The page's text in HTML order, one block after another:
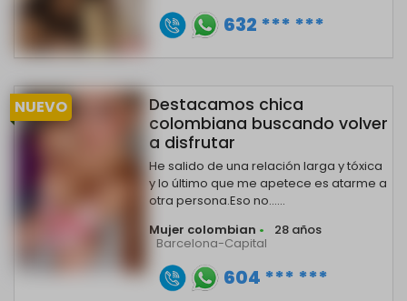
632 *** ***
NUEVO
Destacamos chica
colombiana buscando volver
a disfrutar
He salido de una relación larga y tóxica
y lo último que me apetece es atarme a
otra persona.Eso no......
Mujer colombian • 28 años
Barcelona-Capital
604 *** ***